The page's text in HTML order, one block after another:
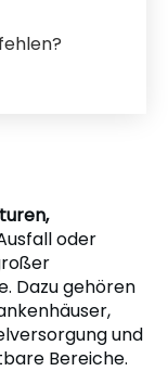
oder
Dazu gehören
und
Bereiche.